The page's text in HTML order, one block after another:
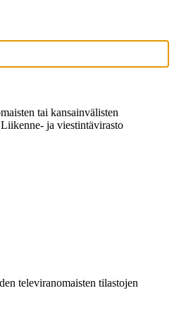
tai kansainvälisten
ja viestintävirasto
televiranomaisten tilastojen